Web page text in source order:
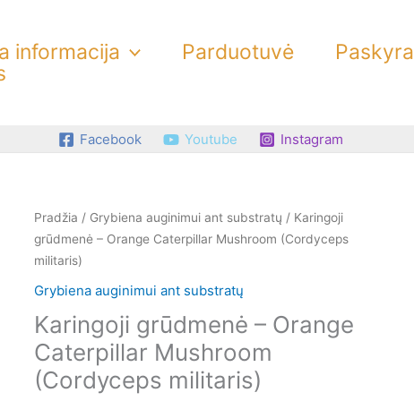
informacija Parduotuvė Paskyra
Facebook Youtube Instagram
Pradžia / Grybiena auginimui ant substratų / Karingoji
grūdmenė – Orange Caterpillar Mushroom (Cordyceps
militaris)
Grybiena auginimui ant substratų
Karingoji grūdmenė – Orange
Caterpillar Mushroom
(Cordyceps militaris)
produkto
kiekis:
Karingoji
grūdmenė
-
Orange
Caterpillar
Mushroom
(Cordyceps